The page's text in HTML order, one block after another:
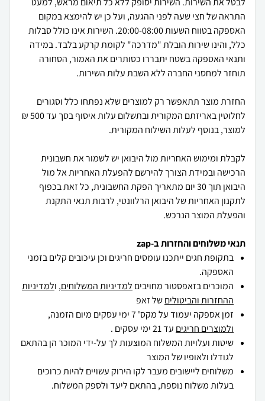
התראה של חצי שעה לפני ההגעה, ועל כן יש להימצא במקום
האספקה בטווח השעות 20:00-08:00. השירות אינו כולל סבלות
כלל, והינו שירות הובלת "מדרכה" לקומת קרקע בלבד. במידה
ותנאי האספקה בשטח יתבררו כסותרים את האמור, הסחורה
החזרת מוצר תתאפשר רק למוצרים שלא נפתחו כלל וסגורים
לחלוטין באריזתם המקורית ובתשלום עלות איסוף בסך עד 500 ₪
לקבלת ומימוש האחריות מול היבואן יש לשמור את חשבונית
הרכישה ובמידת הצורך להירשם להפעלת האחריות אל מול
היבואן תוך 30 יום מתאריך הפקת החשבונית, כל זאת בכפוף
לתקנון האחריות של היבואן הרלוונטי, לרבות תנאי התקנת
והפעלת המוצר הנרכש.
תנאי משלוחים והחזרות ב-zap
בתקופת חגים ייתכנו עומסים חריגים וכן עיכובים קלים בזמני
האספקה.
המוכרים בזאפסטור מחויבים למדיניות המשלוחים, ולמדיניות
ההחזרות והביטוליםשל זאפ
זמן אספקה יעמוד על מקס' 7 ימי עסקים מיום הזמנה,
ולמוצרים חריגים עד 21 ימי עסקים .
שיטות ועלויות המשלוח המוצעות לך על-ידי המוכר הן בהתאם
לגודלו ולאופיו של המוצר
משלוחים ליישובים מעבר לקו הירוק עשויים להיות כרוכים
בעלות משלוח נוספת, בהתאם ליעד ולספק המשלוח.